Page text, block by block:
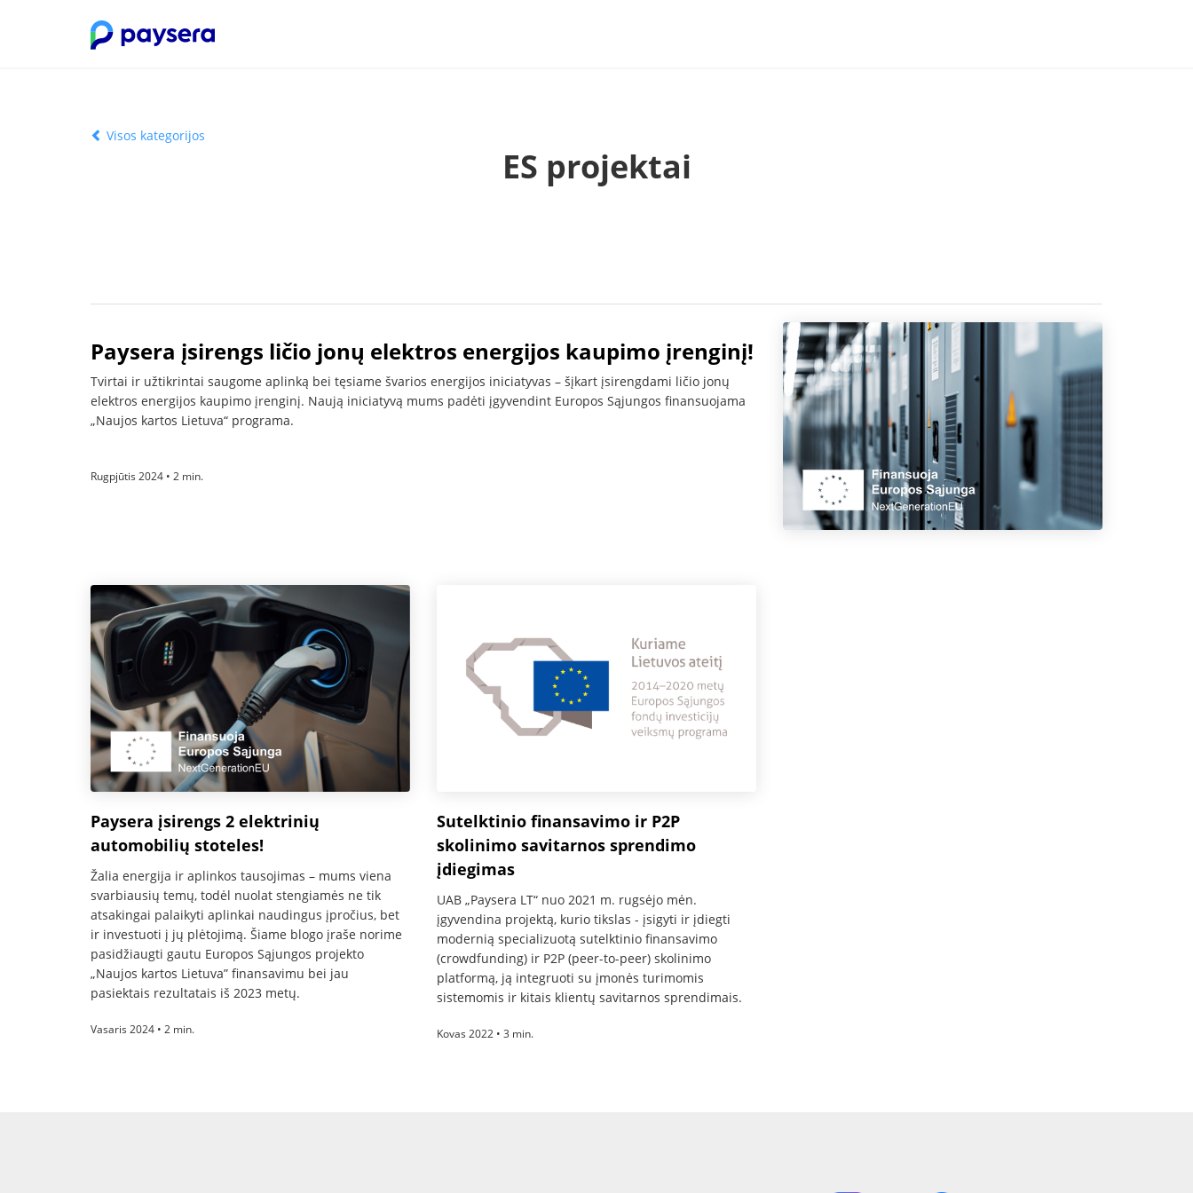
Visos kategorijos
ES projektai
Paysera įsirengs ličio jonų elektros energijos kaupimo įrenginį!
Tvirtai ir užtikrintai saugome aplinką bei tęsiame švarios energijos iniciatyvas – šįkart įsirengdami ličio jonų
elektros energijos kaupimo įrenginį. Naują iniciatyvą mums padėti įgyvendint Europos Sąjungos finansuojama
„Naujos kartos Lietuva“ programa.
Rugpjūtis 2024 • 2 min.
Paysera įsirengs 2 elektrinių
automobilių stoteles!
Žalia energija ir aplinkos tausojimas – mums viena
svarbiausių temų, todėl nuolat stengiamės ne tik
atsakingai palaikyti aplinkai naudingus įpročius, bet
ir investuoti į jų plėtojimą. Šiame blogo įraše norime
pasidžiaugti gautu Europos Sąjungos projekto
„Naujos kartos Lietuva” finansavimu bei jau
pasiektais rezultatais iš 2023 metų.
Vasaris 2024 • 2 min.
Sutelktinio finansavimo ir P2P
skolinimo savitarnos sprendimo
įdiegimas
UAB „Paysera LT“ nuo 2021 m. rugsėjo mėn.
įgyvendina projektą, kurio tikslas - įsigyti ir įdiegti
modernią specializuotą sutelktinio finansavimo
(crowdfunding) ir P2P (peer-to-peer) skolinimo
platformą, ją integruoti su įmonės turimomis
sistemomis ir kitais klientų savitarnos sprendimais.
Kovas 2022 • 3 min.